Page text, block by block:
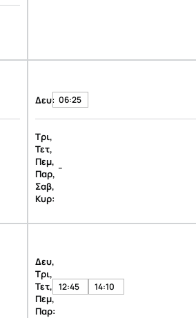
Δευ: 06:25
Τρι,
Τετ,
Πεμ,
Παρ,
Σαβ,
Κυρ:
-
Δευ,
Τρι,
Τετ,
Πεμ,
Παρ:
12:45 14:10